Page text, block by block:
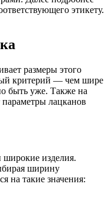
этикету.
размеры этого
критерий — чем шире
быть уже. Также на
лацканов
изделия.
ширину
на такие значения: